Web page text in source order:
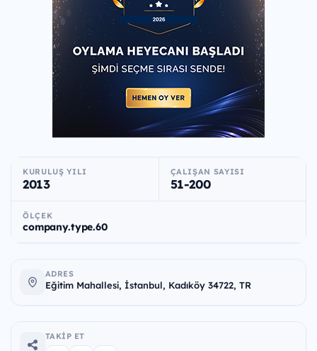
KURULUŞ YILI
2013
ÇALIŞAN SAYISI
51-200
ÖLÇEK
company.type.60
ADRES
Eğitim Mahallesi, İstanbul, Kadıköy 34722, TR
TAKIP ET